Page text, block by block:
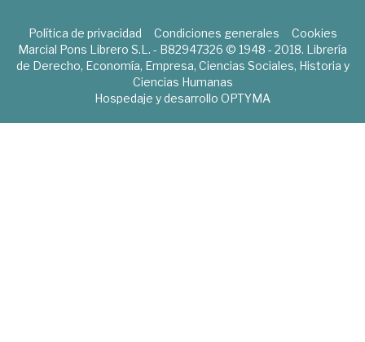
Política de privacidad Condiciones generales
Cookies
Marcial Pons Librero S.L. - B82947326 © 1948 - 2018. Librería
de Derecho, Economía, Empresa, Ciencias Sociales, Historia y
Ciencias Humanas
Hospedaje y desarrollo OPTYMA